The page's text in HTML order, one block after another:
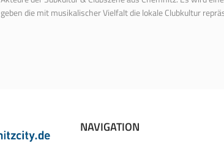
geben die mit musikalischer Vielfalt die lokale Clubkultur
NAVIGATION